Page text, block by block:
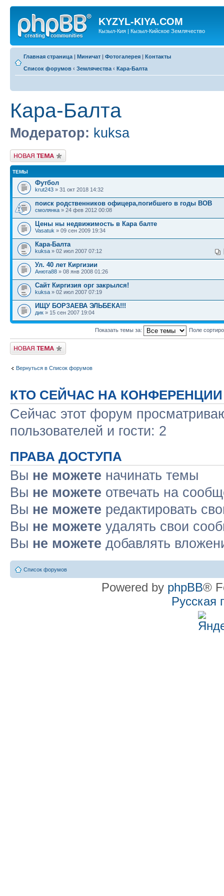
KYZYL-KIYA.COM
Кызыл-Кия | Кызыл-Кийское Землячество
Главная страница | Миничат | Фотогалерея | Контакты
Список форумов ‹ Землячества ‹ Кара-Балта
Кара-Балта
Модератор: kuksa
Новая тема
ТЕМЫ
Футбол
krut243 » 31 окт 2018 14:32
поиск родственников офицера,погибшего в годы ВОВ
смолянка » 24 фев 2012 00:08
Цены ны недвижимость в Кара балте
Vasatuk » 09 сен 2009 19:34
Кара-Балта
kuksa » 02 июл 2007 07:12
Ул. 40 лет Киргизии
Анюта88 » 08 янв 2008 01:26
Сайт Киргизия орг закрылся!
kuksa » 02 июл 2007 07:19
ИЩУ БОРЗАЕВА ЭЛЬБЕКА!!!
дик » 15 сен 2007 19:04
Показать темы за: Поле
Новая тема
Вернуться в Список форумов
КТО СЕЙЧАС НА КОНФЕРЕНЦИИ
Сейчас этот форум
пользователей и гости: 2
ПРАВА ДОСТУПА
Вы не можете начинать темы
Вы не можете отвечать на
Вы не можете редактировать
Вы не можете удалять свои
Вы не можете добавлять
Список форумов
Powered by phpBB®
Русская